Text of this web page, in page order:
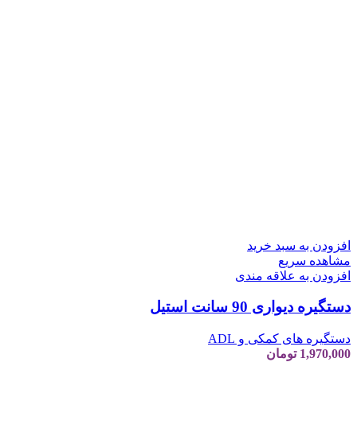
افزودن به سبد خرید
مشاهده سریع
افزودن به علاقه مندی
دستگیره دیواری 90 سانت استیل
دستگیره های کمکی و ADL
1,970,000 تومان